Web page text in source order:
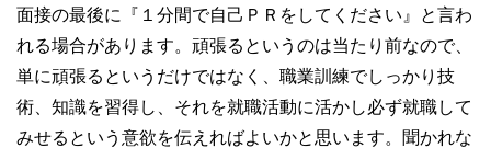
面接の最後に『１分間で自己ＰＲをしてください』と言わ
れる場合があります。頑張るというのは当たり前なので、
単に頑張るというだけではなく、職業訓練でしっかり技
術、知識を習得し、それを就職活動に活かし必ず就職して
みせるという意欲を伝えればよいかと思います。聞かれな